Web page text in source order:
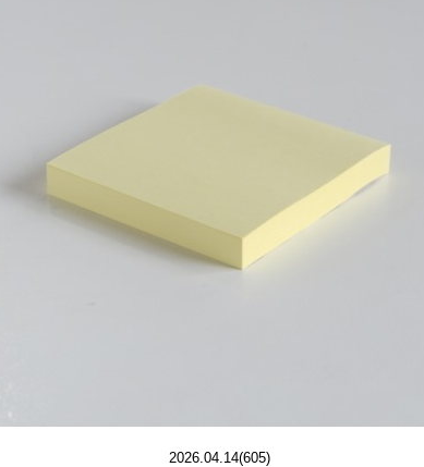
2026.04.14(605)